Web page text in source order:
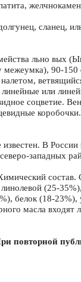
сланец,
льно­ вых
90-
или
соцветие.
В
западных
(25-
белок (18-23%),
масла входят
повторной